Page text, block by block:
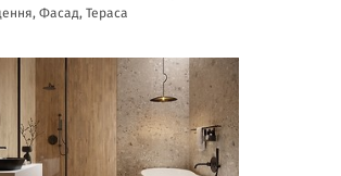
Фасад, Тераса